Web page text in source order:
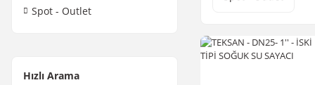
Spot - Outlet
Hızlı Arama